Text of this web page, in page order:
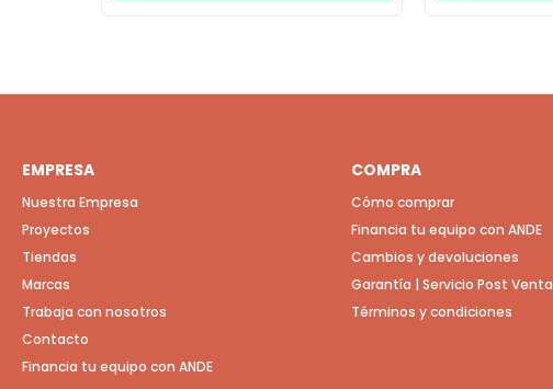
EMPRESA
Nuestra Empresa
Proyectos
Tiendas
Marcas
Trabaja con nosotros
Contacto
Financia tu equipo con ANDE
COMPRA
Cómo comprar
Financia tu equipo con ANDE
Cambios y devoluciones
Garantía | Servicio Post Venta
Términos y condiciones